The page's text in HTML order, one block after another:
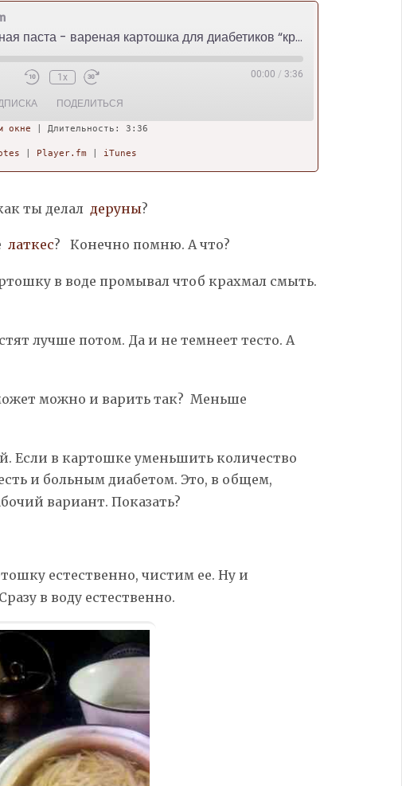
Картофельная паста - вареная картошка для диабетиков “крахмал минус”
1x 00:00 / 3:36
ПОДЕЛИТЬСЯ
Listen Notes
окне Длительность: 3:36
Player.fm iTunes
ты делал деруны?
латкес? Конечно помню. А что?
в воде промывал чтоб крахмал смыть.
лучше потом. Да и не темнеет тесто. А
можно и варить так? Меньше
Если в картошке уменьшить количество
и больным диабетом. Это, в общем,
вариант. Показать?
естественно, чистим ее. Ну и
в воду естественно.